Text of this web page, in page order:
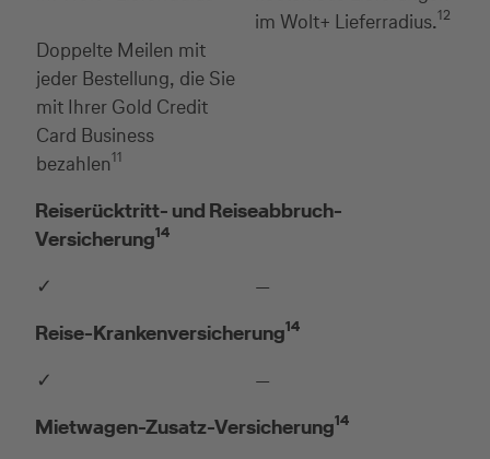
Doppelte Meilen mit
jeder Bestellung, die Sie
mit Ihrer Gold Credit
Card Business
bezahlen11
im Wolt+ Lieferradius.12
Reiserücktritt- und Reiseabbruch-
Versicherung14
✓
—
Reise-Krankenversicherung14
✓
—
Mietwagen-Zusatz-Versicherung14